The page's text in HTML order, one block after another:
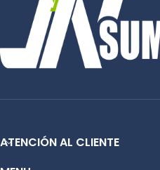
ventas@jynsuministros.com
📱 WhatsApp:
51991864930
ATENCIÓN AL CLIENTE